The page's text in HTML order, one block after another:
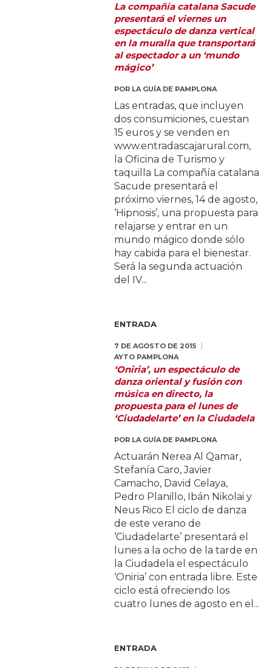
La compañía catalana Sacude
presentará el viernes un
espectáculo de danza vertical
en la muralla que transportará
al espectador a un ‘mundo
mágico’
POR LA GUÍA DE PAMPLONA
Las entradas, que incluyen
dos consumiciones, cuestan
15 euros y se venden en
www.entradascajarural.com,
la Oficina de Turismo y
taquilla La compañía catalana
Sacude presentará el
próximo viernes, 14 de agosto,
‘Hipnosis’, una propuesta para
relajarse y entrar en un
mundo mágico donde sólo
hay cabida para el bienestar.
Será la segunda actuación
del IV...
ENTRADA
7 DE AGOSTO DE 2015
AYTO PAMPLONA
‘Oniria’, un espectáculo de
danza oriental y fusión con
música en directo, la
propuesta para el lunes de
‘Ciudadelarte’ en la Ciudadela
POR LA GUÍA DE PAMPLONA
Actuarán Nerea Al Qamar,
Stefanía Caro, Javier
Camacho, David Celaya,
Pedro Planillo, Ibán Nikolai y
Neus Rico El ciclo de danza
de este verano de
‘Ciudadelarte’ presentará el
lunes a la ocho de la tarde en
la Ciudadela el espectáculo
‘Oniria’ con entrada libre. Este
ciclo está ofreciendo los
cuatro lunes de agosto en el...
ENTRADA